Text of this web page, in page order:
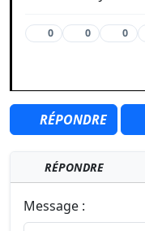
0 0 0
RÉPONDRE
RÉPONDRE
Message :